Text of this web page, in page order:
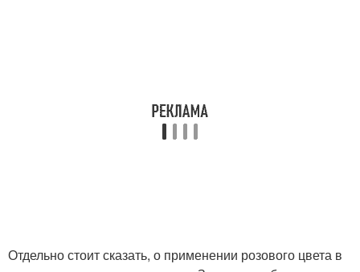
Отдельно стоит сказать, о применении розового цвета в